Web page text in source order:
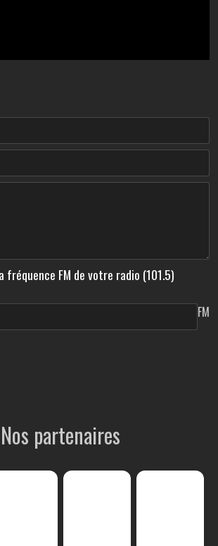
fréquence FM de votre radio (101.5)
FM
Nos partenaires